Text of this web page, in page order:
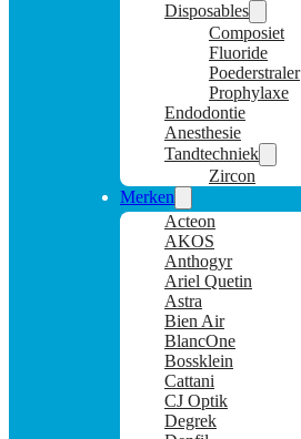
Disposables
Composiet
Fluoride
Poederstraler
Prophylaxe
Endodontie
Anesthesie
Tandtechniek
Zircon
Merken
Acteon
AKOS
Anthogyr
Ariel Quetin
Astra
Bien Air
BlancOne
Bossklein
Cattani
CJ Optik
Degrek